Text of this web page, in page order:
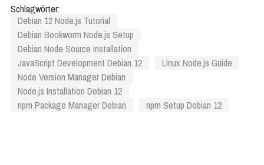
Schlagwörter:
Debian 12 Node.js Tutorial
Debian Bookworm Node.js Setup
Debian Node Source Installation
JavaScript Development Debian 12
Linux Node.js Guide
Node Version Manager Debian
Node.js Installation Debian 12
npm Package Manager Debian
npm Setup Debian 12